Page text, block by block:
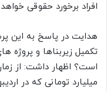
افراد برخورد حقوقی
تکمیل زیربناها و